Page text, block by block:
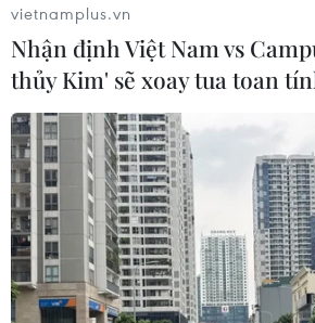
vietnamplus.vn
Nhận định Việt Nam vs
thủy Kim' sẽ xoay tua toan